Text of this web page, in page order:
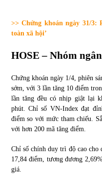
Tự doanh
31/05/
Bất ổn từ các
31/05/
Tiền gửi vào
31/05/
>> Chứng khoán ngày 31/3:
toàn xã hội’
HOSE – Nhóm
Chứng khoán ngày 1/4, phiên
sớm, với 3 lần tăng 10 điểm
lần tăng đều có nhịp giật lại
phút. Chỉ số VN-Index đạt
điểm so với mức tham chiếu.
với hơn 200 mã tăng điểm.
Chỉ số chính duy trì độ cao cho
17,84 điểm, tương đương
giá.